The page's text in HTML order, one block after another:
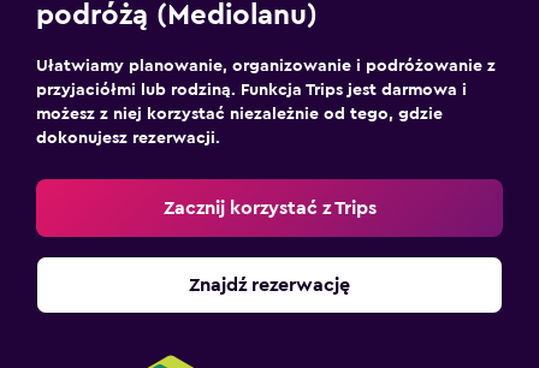
podróżą (Mediolanu)
Ułatwiamy planowanie, organizowanie i podróżowanie z
przyjaciółmi lub rodziną. Funkcja Trips jest darmowa i
możesz z niej korzystać niezależnie od tego, gdzie
dokonujesz rezerwacji.
Zacznij korzystać z Trips
Znajdź rezerwację